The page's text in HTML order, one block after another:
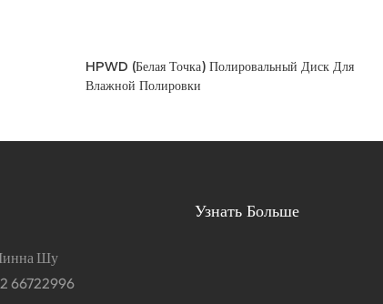
HPWD (белая Точка) Полировальный Диск Для
Влажной Полировки
Шу
66722996
Узнать Больше